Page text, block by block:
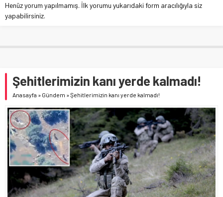
Henüz yorum yapılmamış. İlk yorumu yukarıdaki form aracılığıyla siz
yapabilirsiniz.
Şehitlerimizin kanı yerde kalmadı!
Anasayfa » Gündem »Şehitlerimizin kanı yerde kalmadı!